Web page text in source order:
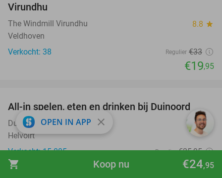
shopping_cart €24,95
Koop nu
Virundhu
The Windmill Virundhu 8.8 star
Veldhoven
Verkocht: 38
Regulier €33
€19,95
19%
All-in spelen, eten en drinken bij Duinoord
Duinoord 9.8star
Helvoirt
Verkocht: 15.005
Regulier €25,95
€20,95
OPEN IN APP close